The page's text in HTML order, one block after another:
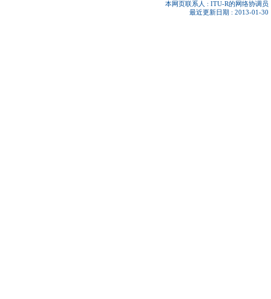
本网页联系人 : ITU-R的网络协调员
最近更新日期 : 2013-01-30